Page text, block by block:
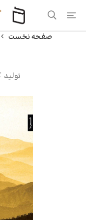
صفحه نخست
تولید